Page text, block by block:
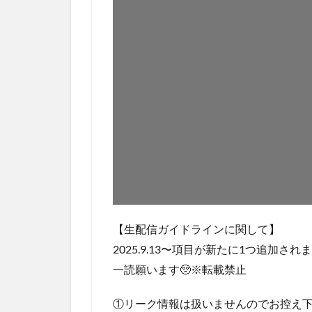
【生配信ガイドラインに関して】
2025.9.13〜項目が新たに1つ追加されま
一読願います🥺※転載禁止
①リーク情報は扱いませんのでお控え